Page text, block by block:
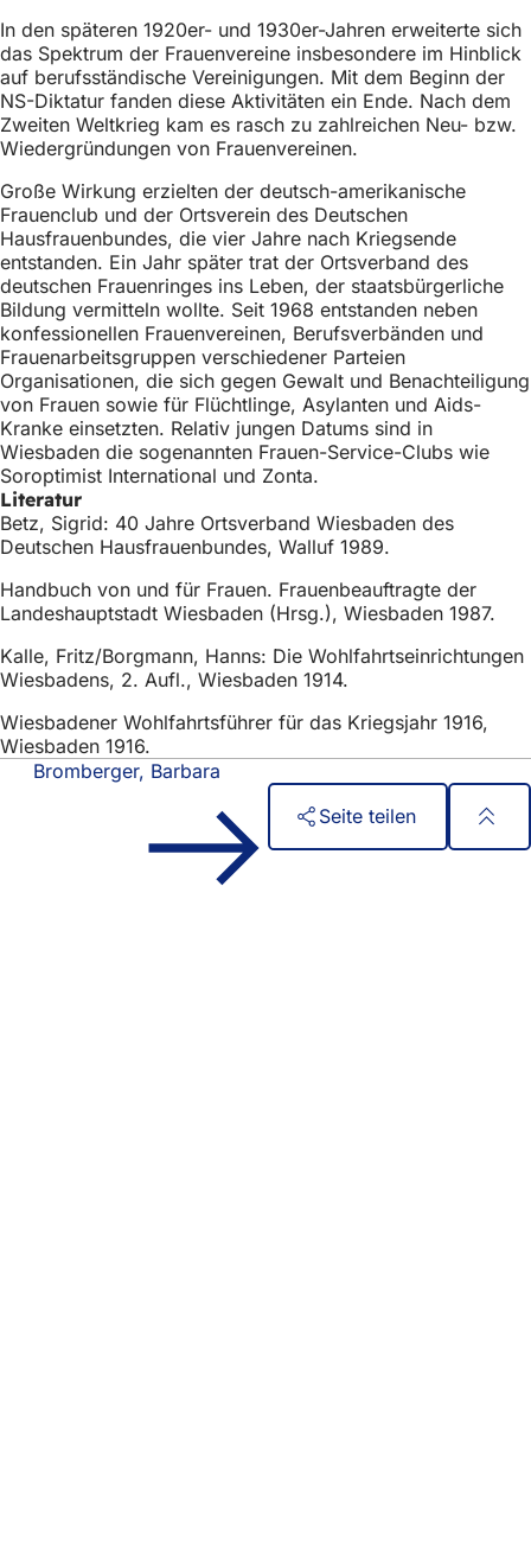
In den späteren 1920er- und 1930er-Jahren erweiterte sich
das Spektrum der Frauenvereine insbesondere im Hinblick
auf berufsständische Vereinigungen. Mit dem Beginn der
NS-Diktatur fanden diese Aktivitäten ein Ende. Nach dem
Zweiten Weltkrieg kam es rasch zu zahlreichen Neu- bzw.
Wiedergründungen von Frauenvereinen.
Große Wirkung erzielten der deutsch-amerikanische
Frauenclub und der Ortsverein des Deutschen
Hausfrauenbundes, die vier Jahre nach Kriegsende
entstanden. Ein Jahr später trat der Ortsverband des
deutschen Frauenringes ins Leben, der staatsbürgerliche
Bildung vermitteln wollte. Seit 1968 entstanden neben
konfessionellen Frauenvereinen, Berufsverbänden und
Frauenarbeitsgruppen verschiedener Parteien
Organisationen, die sich gegen Gewalt und Benachteiligung
von Frauen sowie für Flüchtlinge, Asylanten und Aids-
Kranke einsetzten. Relativ jungen Datums sind in
Wiesbaden die sogenannten Frauen-Service-Clubs wie
Soroptimist International und Zonta.
Literatur
Betz, Sigrid: 40 Jahre Ortsverband Wiesbaden des
Deutschen Hausfrauenbundes, Walluf 1989.
Handbuch von und für Frauen. Frauenbeauftragte der
Landeshauptstadt Wiesbaden (Hrsg.), Wiesbaden 1987.
Kalle, Fritz/Borgmann, Hanns: Die Wohlfahrtseinrichtungen
Wiesbadens, 2. Aufl., Wiesbaden 1914.
Wiesbadener Wohlfahrtsführer für das Kriegsjahr 1916,
Wiesbaden 1916.
Bromberger, Barbara
Seite teilen